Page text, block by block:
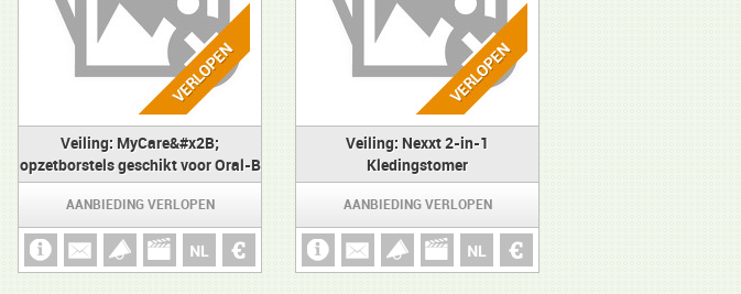
Veiling: MyCare&#x2B;
opzetborstels geschikt voor Oral-B
32 stuks
AANBIEDING VERLOPEN
Veiling: Nexxt 2-in-1
Kledingstomer
AANBIEDING VERLOPEN